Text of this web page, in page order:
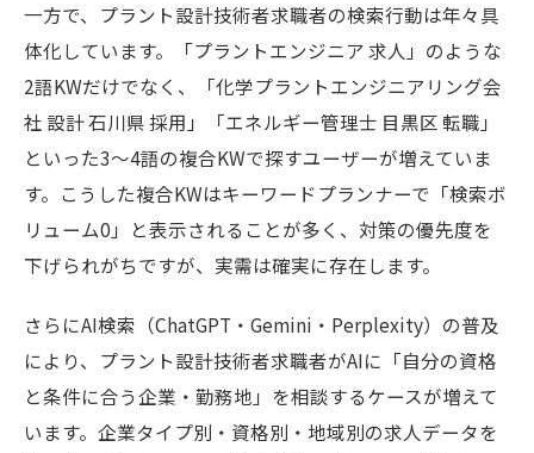
一方で、プラント設計技術者求職者の検索行動は年々具
体化しています。「プラントエンジニア 求人」のような
2語KWだけでなく、「化学プラントエンジニアリング会
社 設計 石川県 採用」「エネルギー管理士 目黒区 転職」
といった3〜4語の複合KWで探すユーザーが増えていま
す。こうした複合KWはキーワードプランナーで「検索ボ
リューム0」と表示されることが多く、対策の優先度を
下げられがちですが、実需は確実に存在します。
さらにAI検索（ChatGPT・Gemini・Perplexity）の普及
により、プラント設計技術者求職者がAIに「自分の資格
と条件に合う企業・勤務地」を相談するケースが増えて
います。企業タイプ別・資格別・地域別の求人データを